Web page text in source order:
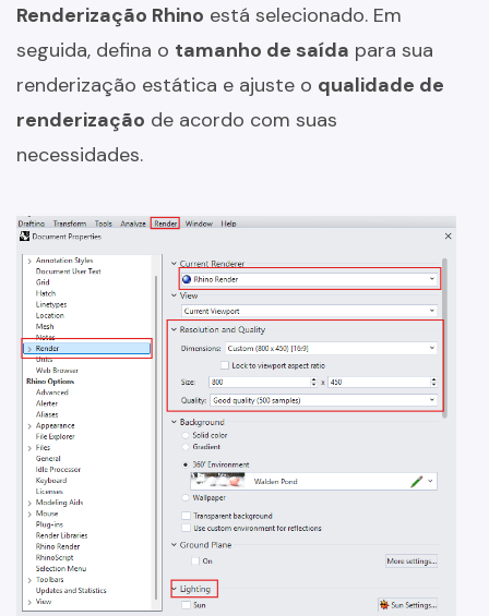
Renderização Rhino está selecionado. Em
seguida, defina o tamanho de saída para sua
renderização estática e ajuste o qualidade de
renderização de acordo com suas
necessidades.